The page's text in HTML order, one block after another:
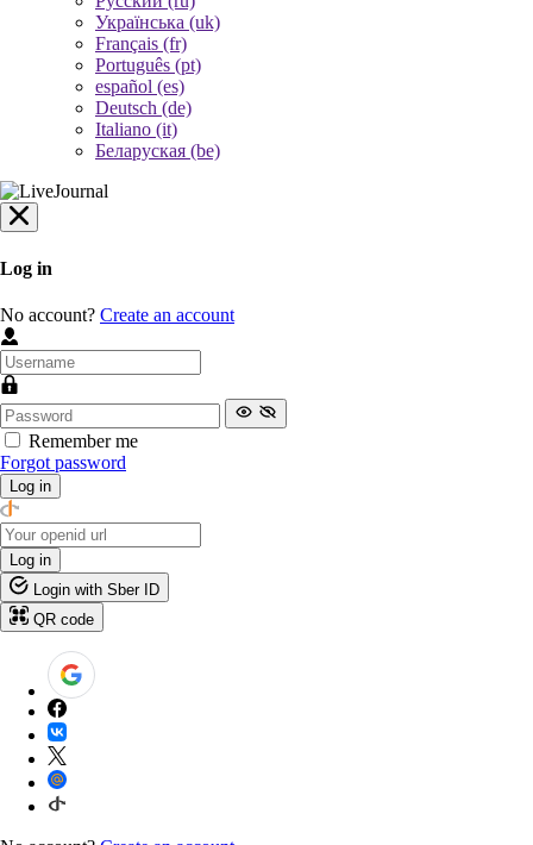
Українська (uk)
Français (fr)
Português (pt)
español (es)
Deutsch (de)
Italiano (it)
Беларуская (be)
Log in
No account? Create an account
Remember me
Forgot password
Log in
Log in
Login with Sber ID
QR code